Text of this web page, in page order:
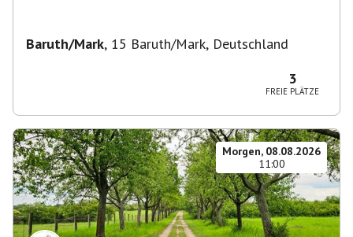
Baruth/Mark, 15 Baruth/Mark, Deutschland
3
FREIE PLÄTZE
Morgen, 08.08.2026
11:00